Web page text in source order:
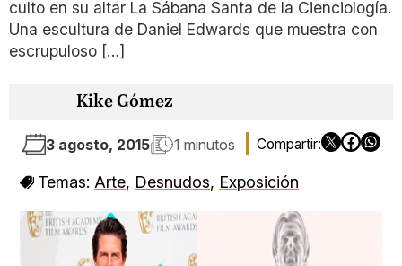
culto en su altar La Sábana Santa de la Cienciología.
Una escultura de Daniel Edwards que muestra con
escrupuloso […]
Kike Gómez
3 agosto, 2015 1 minutos
Temas: Arte, Desnudos, Exposición